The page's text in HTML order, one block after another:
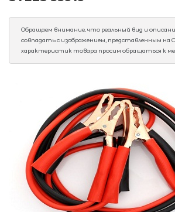
Обращаем внимание, что реальный вид и
совпадать с изображением, представленным на
характеристик товара просим обращаться к